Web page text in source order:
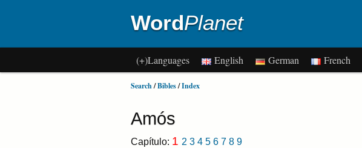
WordPlanet
(+)Languages English German French
Search/Bibles/Index
Amós
Capítulo: 1 2 3 4 5 6 7 8 9